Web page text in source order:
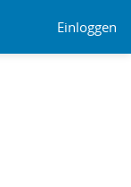
Einloggen